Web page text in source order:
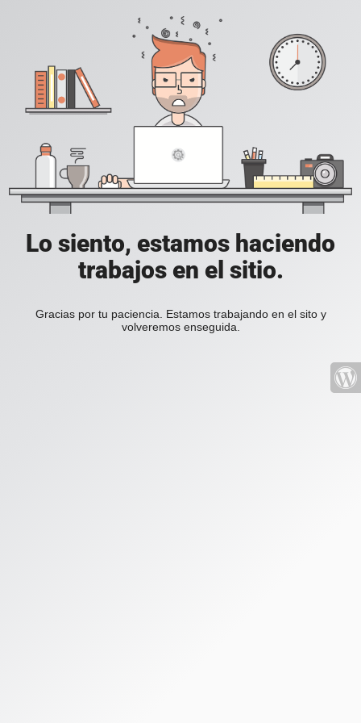
Lo siento, estamos haciendo
trabajos en el sitio.
Gracias por tu paciencia. Estamos trabajando en el sito y
volveremos enseguida.